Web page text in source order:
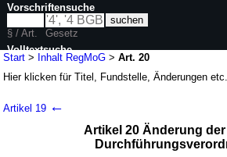
Start > Inhalt RegMoG >Art. 20
Hier klicken fürTitel, Fundstelle, Änderungen etc.
(RegMoG)
BGBl. I S. 591 , 2023 I Nr. 230,
Nr. 137, 262, 2026 I Nr. 56, 121; zuletzt
Artikel 19 ←
Artikel 20 Änderung der
Vorschriftensuche
§ / Art.
Gesetz
Volltextsuche
nur in RegMoG